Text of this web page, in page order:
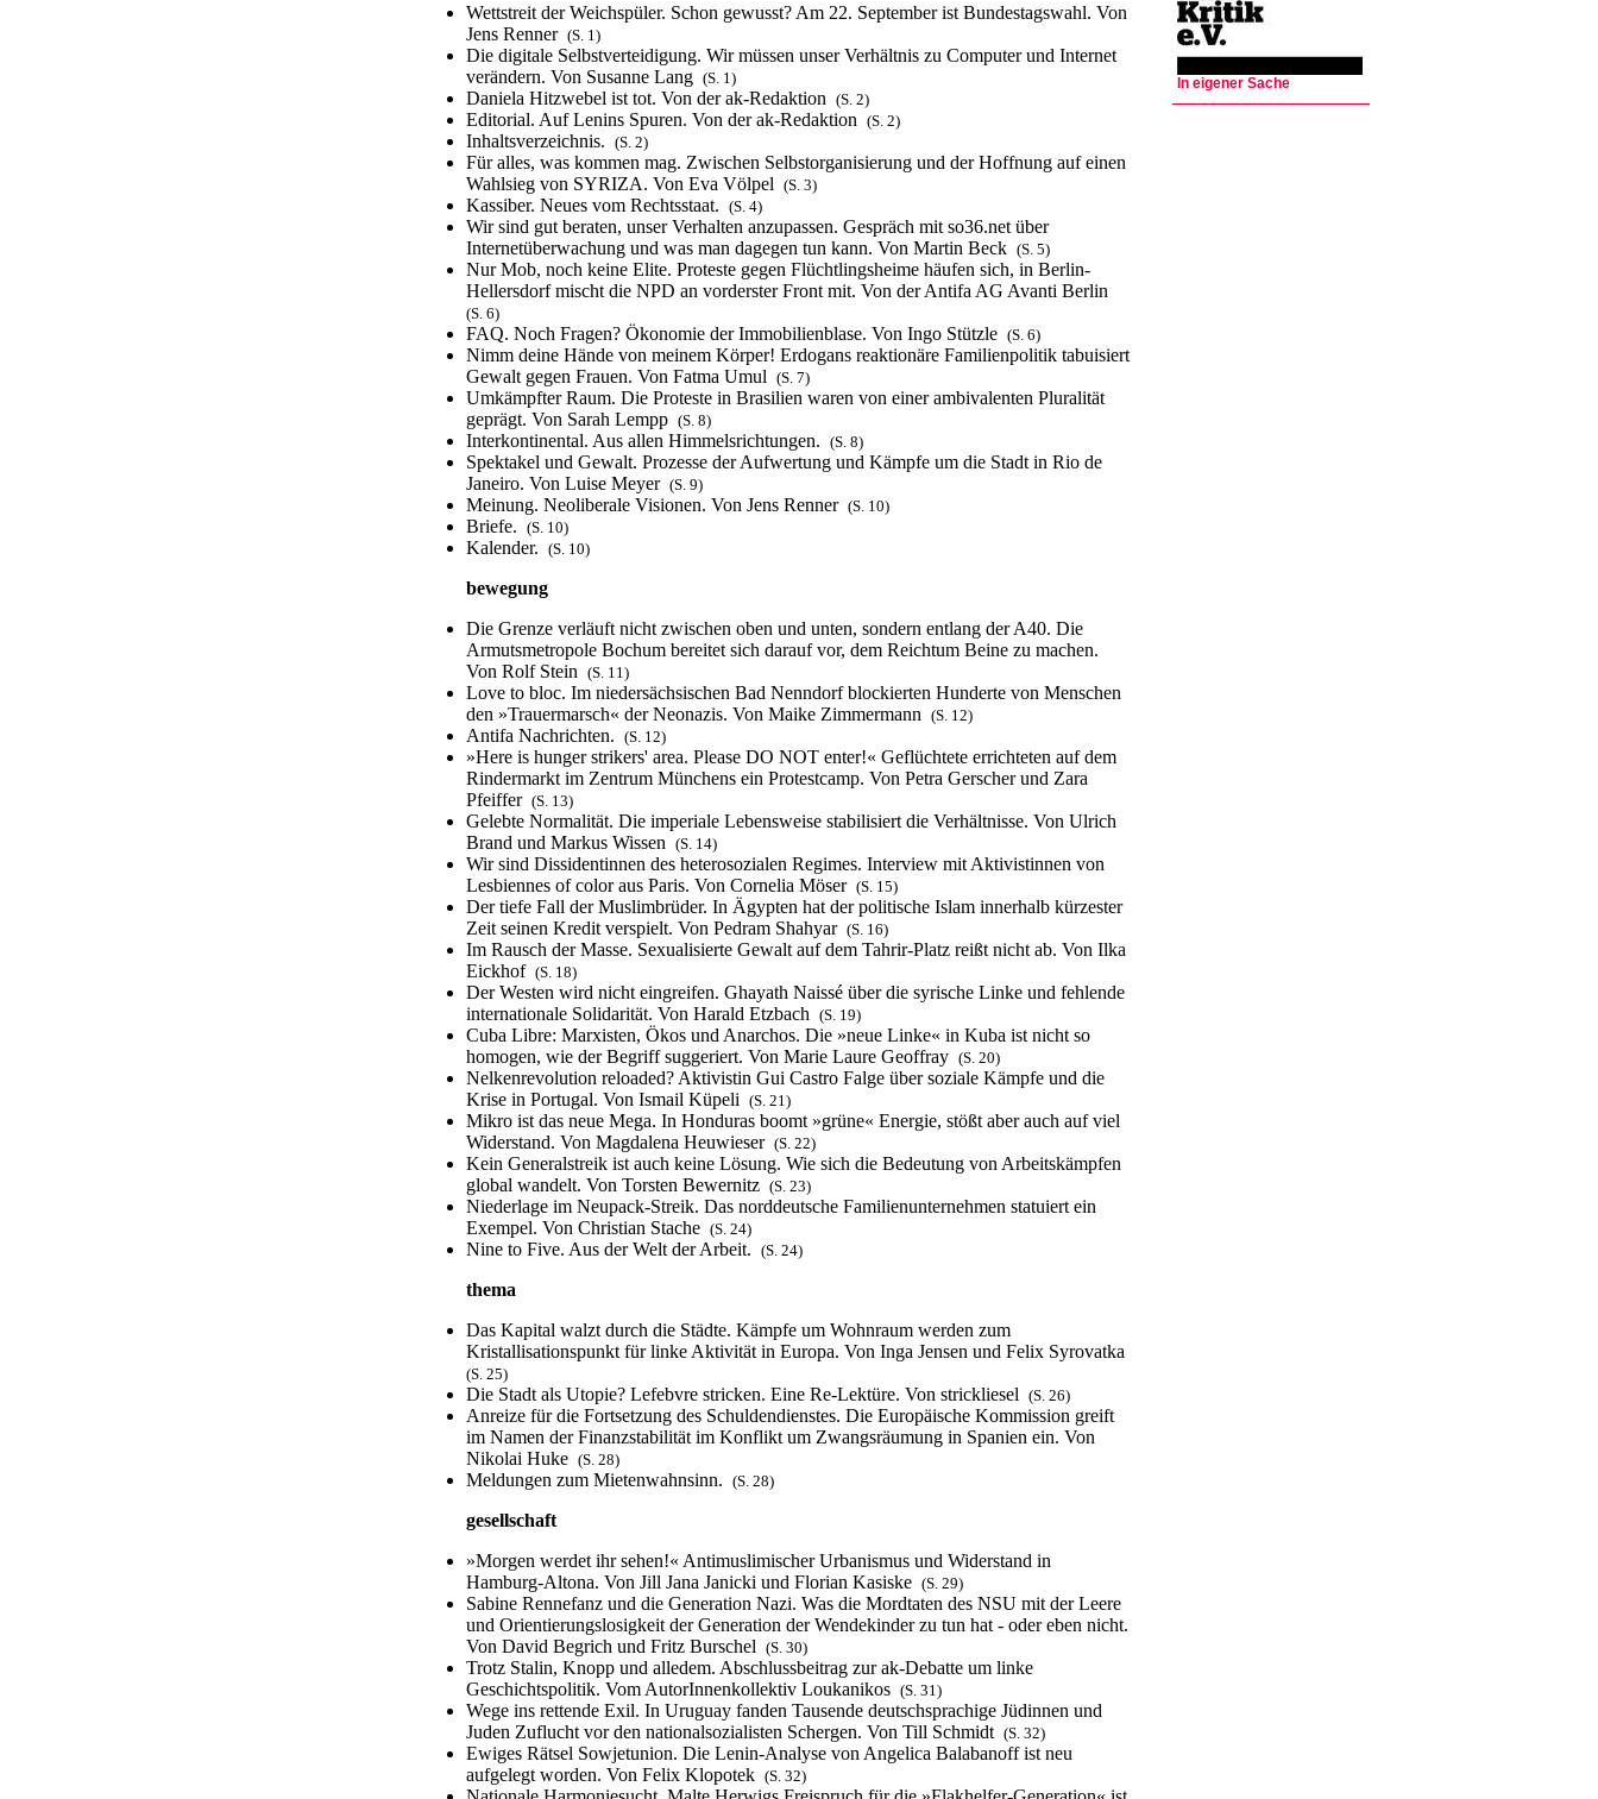
In eigener Sache
Wettstreit der Weichspüler. Schon gewusst? Am 22. September ist Bundestagswahl. Von
Jens Renner (S. 1)
Die digitale Selbstverteidigung. Wir müssen unser Verhältnis zu Computer und Internet
verändern. Von Susanne Lang (S. 1)
Daniela Hitzwebel ist tot. Von der ak-Redaktion (S. 2)
Editorial. Auf Lenins Spuren. Von der ak-Redaktion (S. 2)
Inhaltsverzeichnis. (S. 2)
Für alles, was kommen mag. Zwischen Selbstorganisierung und der Hoffnung auf einen
Wahlsieg von SYRIZA. Von Eva Völpel (S. 3)
Kassiber. Neues vom Rechtsstaat. (S. 4)
Wir sind gut beraten, unser Verhalten anzupassen. Gespräch mit so36.net über
Internetüberwachung und was man dagegen tun kann. Von Martin Beck (S. 5)
Nur Mob, noch keine Elite. Proteste gegen Flüchtlingsheime häufen sich, in Berlin-
Hellersdorf mischt die NPD an vorderster Front mit. Von der Antifa AG Avanti Berlin
(S. 6)
FAQ. Noch Fragen? Ökonomie der Immobilienblase. Von Ingo Stützle (S. 6)
Nimm deine Hände von meinem Körper! Erdogans reaktionäre Familienpolitik tabuisiert
Gewalt gegen Frauen. Von Fatma Umul (S. 7)
Umkämpfter Raum. Die Proteste in Brasilien waren von einer ambivalenten Pluralität
geprägt. Von Sarah Lempp (S. 8)
Interkontinental. Aus allen Himmelsrichtungen. (S. 8)
Spektakel und Gewalt. Prozesse der Aufwertung und Kämpfe um die Stadt in Rio de
Janeiro. Von Luise Meyer (S. 9)
Meinung. Neoliberale Visionen. Von Jens Renner (S. 10)
Briefe. (S. 10)
Kalender. (S. 10)
bewegung
Die Grenze verläuft nicht zwischen oben und unten, sondern entlang der A40. Die
Armutsmetropole Bochum bereitet sich darauf vor, dem Reichtum Beine zu machen.
Von Rolf Stein (S. 11)
Love to bloc. Im niedersächsischen Bad Nenndorf blockierten Hunderte von Menschen
den »Trauermarsch« der Neonazis. Von Maike Zimmermann (S. 12)
Antifa Nachrichten. (S. 12)
»Here is hunger strikers' area. Please DO NOT enter!« Geflüchtete errichteten auf dem
Rindermarkt im Zentrum Münchens ein Protestcamp. Von Petra Gerscher und Zara
Pfeiffer (S. 13)
Gelebte Normalität. Die imperiale Lebensweise stabilisiert die Verhältnisse. Von Ulrich
Brand und Markus Wissen (S. 14)
Wir sind Dissidentinnen des heterosozialen Regimes. Interview mit Aktivistinnen von
Lesbiennes of color aus Paris. Von Cornelia Möser (S. 15)
Der tiefe Fall der Muslimbrüder. In Ägypten hat der politische Islam innerhalb kürzester
Zeit seinen Kredit verspielt. Von Pedram Shahyar (S. 16)
Im Rausch der Masse. Sexualisierte Gewalt auf dem Tahrir-Platz reißt nicht ab. Von Ilka
Eickhof (S. 18)
Der Westen wird nicht eingreifen. Ghayath Naissé über die syrische Linke und fehlende
internationale Solidarität. Von Harald Etzbach (S. 19)
Cuba Libre: Marxisten, Ökos und Anarchos. Die »neue Linke« in Kuba ist nicht so
homogen, wie der Begriff suggeriert. Von Marie Laure Geoffray (S. 20)
Nelkenrevolution reloaded? Aktivistin Gui Castro Falge über soziale Kämpfe und die
Krise in Portugal. Von Ismail Küpeli (S. 21)
Mikro ist das neue Mega. In Honduras boomt »grüne« Energie, stößt aber auch auf viel
Widerstand. Von Magdalena Heuwieser (S. 22)
Kein Generalstreik ist auch keine Lösung. Wie sich die Bedeutung von Arbeitskämpfen
global wandelt. Von Torsten Bewernitz (S. 23)
Niederlage im Neupack-Streik. Das norddeutsche Familienunternehmen statuiert ein
Exempel. Von Christian Stache (S. 24)
Nine to Five. Aus der Welt der Arbeit. (S. 24)
thema
Das Kapital walzt durch die Städte. Kämpfe um Wohnraum werden zum
Kristallisationspunkt für linke Aktivität in Europa. Von Inga Jensen und Felix Syrovatka
(S. 25)
Die Stadt als Utopie? Lefebvre stricken. Eine Re-Lektüre. Von strickliesel (S. 26)
Anreize für die Fortsetzung des Schuldendienstes. Die Europäische Kommission greift
im Namen der Finanzstabilität im Konflikt um Zwangsräumung in Spanien ein. Von
Nikolai Huke (S. 28)
Meldungen zum Mietenwahnsinn. (S. 28)
gesellschaft
»Morgen werdet ihr sehen!« Antimuslimischer Urbanismus und Widerstand in
Hamburg-Altona. Von Jill Jana Janicki und Florian Kasiske (S. 29)
Sabine Rennefanz und die Generation Nazi. Was die Mordtaten des NSU mit der Leere
und Orientierungslosigkeit der Generation der Wendekinder zu tun hat - oder eben nicht.
Von David Begrich und Fritz Burschel (S. 30)
Trotz Stalin, Knopp und alledem. Abschlussbeitrag zur ak-Debatte um linke
Geschichtspolitik. Vom AutorInnenkollektiv Loukanikos (S. 31)
Wege ins rettende Exil. In Uruguay fanden Tausende deutschsprachige Jüdinnen und
Juden Zuflucht vor den nationalsozialisten Schergen. Von Till Schmidt (S. 32)
Ewiges Rätsel Sowjetunion. Die Lenin-Analyse von Angelica Balabanoff ist neu
aufgelegt worden. Von Felix Klopotek (S. 32)